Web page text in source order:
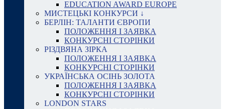
EDUCATION AWARD EUROPE
МИСТЕЦЬКІ КОНКУРСИ ↓
БЕРЛІН: ТАЛАНТИ ЄВРОПИ
ПОЛОЖЕННЯ І ЗАЯВКА
КОНКУРСНІ СТОРІНКИ
РІЗДВЯНА ЗІРКА
ПОЛОЖЕННЯ І ЗАЯВКА
КОНКУРСНІ СТОРІНКИ
УКРАЇНСЬКА ОСІНЬ ЗОЛОТА
ПОЛОЖЕННЯ І ЗАЯВКА
КОНКУРСНІ СТОРІНКИ
LONDON STARS